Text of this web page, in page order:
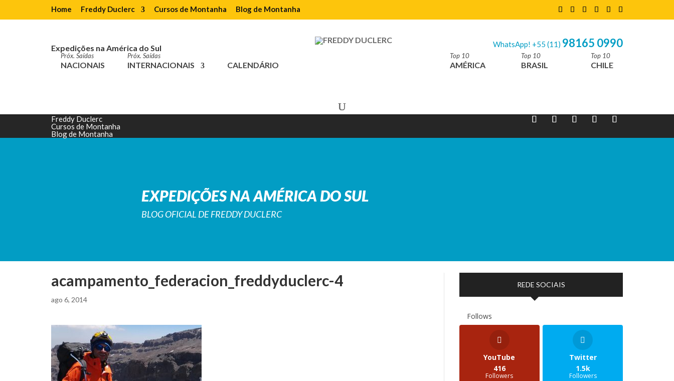
Home Freddy Duclerc Cursos de Montanha Blog de Montanha
Expedições na América do Sul WhatsApp! +55 (11) 98165 0990
Próx. Saídas
NACIONAIS
Próx. Saídas
INTERNACIONAIS CALENDÁRIO
Top 10
AMÉRICA
Top 10
BRASIL
Top 10
CHILE
Freddy Duclerc
Cursos de Montanha
Blog de Montanha
EXPEDIÇÕES NA AMÉRICA DO SUL
BLOG OFICIAL DE FREDDY DUCLERC
acampamento_federacion_freddyduclerc-4
ago 6, 2014
REDE SOCIAIS
Follows
YouTube
416
Followers
Twitter
1.5k
Followers